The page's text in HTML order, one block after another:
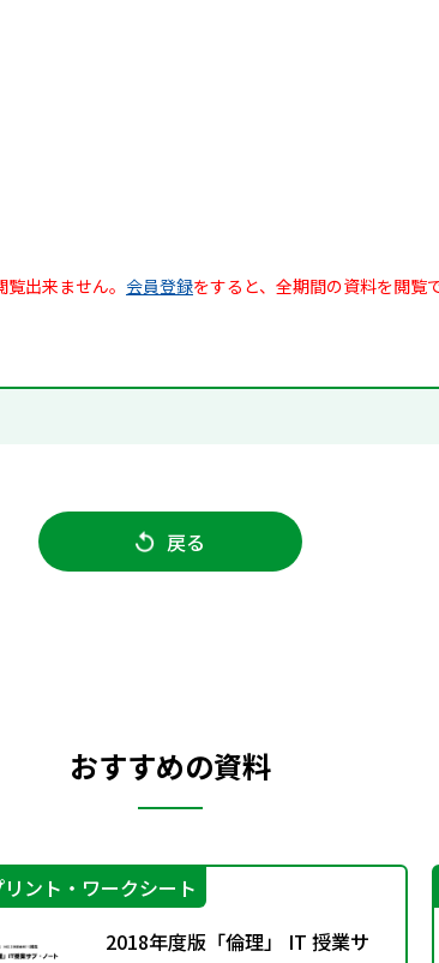
出来ません。 会員登録をすると、全期間の資料を閲覧
戻る
おすすめの資料
ント・ワークシート
2018年度版「倫理」 IT 授業サ